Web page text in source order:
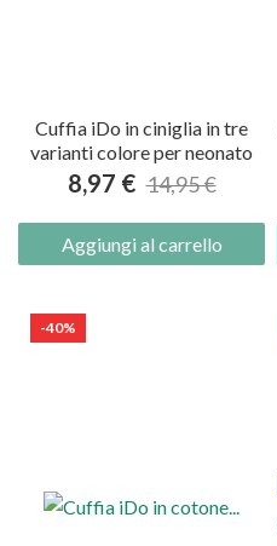
Cuffia iDo in ciniglia in tre
varianti colore per neonato
8,97 € 14,95 €
Aggiungi al carrello
-40%